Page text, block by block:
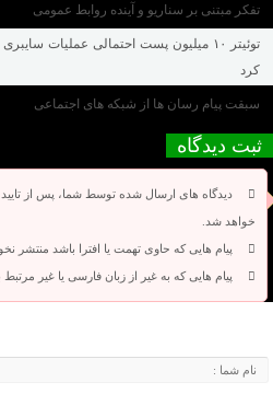
تفکر مبتنی بر سناریو و آینده روابط عمومی
توئیتر ۱۰ میلیون پست احتمالی عملیات
کرد
سبقت پیام رسان ها از شبکه های اجتماعی
ثبت دیدگاه
دیدگاه های ارسال شده توسط شما، پس از
خواهد شد.
پیام هایی که حاوی تهمت یا افترا باشد منتشر
پیام هایی که به غیر از زبان فارسی یا غیر